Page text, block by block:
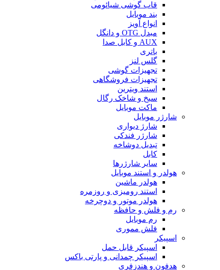
قاب گوشی شیائومی
بند موبایل
انواع آویز
مبدل OTG و دانگل
AUX و کابل صدا
باتری
گلس لنز
تجهیزات گوشی
تجهیزات فروشگاهی
استند ویترین
سیخ و شاخک رگال
ماکت موبایل
شارژر موبایل
شارژ دیواری
شارژر فندکی
تبدیل دوشاخه
کابل
سایر شارژرها
هولدر و استند موبایل
هولدر ماشین
استند رومیزی و روزمره
هولدر موتور و دوچرخه
رم و فلش و حافظه
رم موبایل
فلش مموری
اسپیکر
اسپیکر قابل حمل
اسپیکر چمدانی و پارتی باکس
هدفون و هندزفری